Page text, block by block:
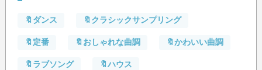
🔖ダンス 🔖クラシックサンプリング
🔖定番 🔖おしゃれな曲調 🔖かわいい曲調
🔖ラブソング 🔖ハウス